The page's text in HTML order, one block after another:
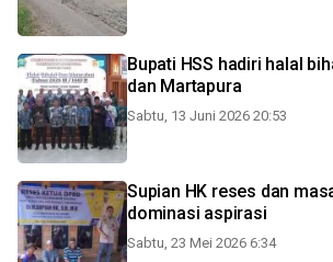
Bupati HSS hadiri halal
dan Martapura
Sabtu, 13 Juni 2026 20:53
Supian HK reses dan
dominasi aspirasi
Sabtu, 23 Mei 2026 6:34